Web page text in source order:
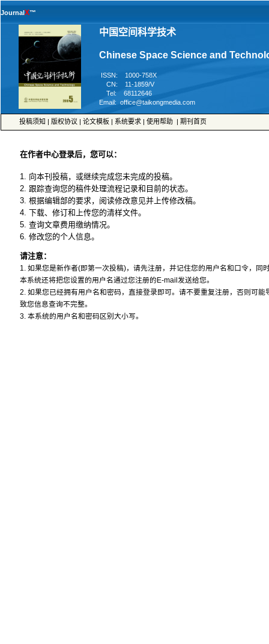
™
ISSN: 1000-758X
CN: 11-1859/V
Tel: 68112646
| | | | |